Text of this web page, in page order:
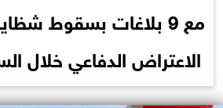
مع 9 بلاغات بسقوط
الاعتراض الدفاعي خلال